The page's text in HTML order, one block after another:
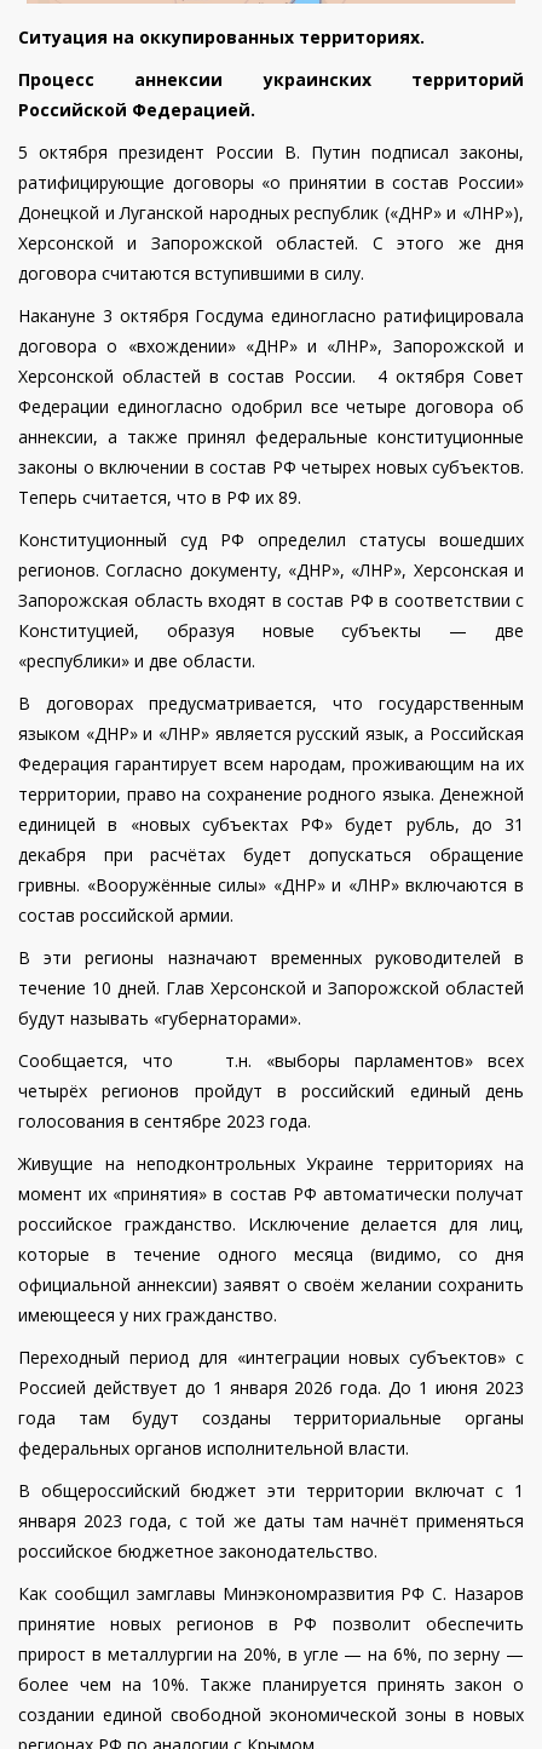
Ситуация на оккупированных территориях.
Процесс аннексии украинских территорий
Российской Федерацией.
5 октября президент России В. Путин подписал законы,
ратифицирующие договоры «о принятии в состав России»
Донецкой и Луганской народных республик («ДНР» и «ЛНР»),
Херсонской и Запорожской областей. С этого же дня
договора считаются вступившими в силу.
Накануне 3 октября Госдума единогласно ратифицировала
договора о «вхождении» «ДНР» и «ЛНР», Запорожской и
Херсонской областей в состав России. 4 октября Совет
Федерации единогласно одобрил все четыре договора об
аннексии, а также принял федеральные конституционные
законы о включении в состав РФ четырех новых субъектов.
Теперь считается, что в РФ их 89.
Конституционный суд РФ определил статусы вошедших
регионов. Согласно документу, «ДНР», «ЛНР», Херсонская и
Запорожская область входят в состав РФ в соответствии с
Конституцией, образуя новые субъекты — две
«республики» и две области.
В договорах предусматривается, что государственным
языком «ДНР» и «ЛНР» является русский язык, а Российская
Федерация гарантирует всем народам, проживающим на их
территории, право на сохранение родного языка. Денежной
единицей в «новых субъектах РФ» будет рубль, до 31
декабря при расчётах будет допускаться обращение
гривны. «Вооружённые силы» «ДНР» и «ЛНР» включаются в
состав российской армии.
В эти регионы назначают временных руководителей в
течение 10 дней. Глав Херсонской и Запорожской областей
будут называть «губернаторами».
Сообщается, что т.н. «выборы парламентов» всех
четырёх регионов пройдут в российский единый день
голосования в сентябре 2023 года.
Живущие на неподконтрольных Украине территориях на
момент их «принятия» в состав РФ автоматически получат
российское гражданство. Исключение делается для лиц,
которые в течение одного месяца (видимо, со дня
официальной аннексии) заявят о своём желании сохранить
имеющееся у них гражданство.
Переходный период для «интеграции новых субъектов» с
Россией действует до 1 января 2026 года. До 1 июня 2023
года там будут созданы территориальные органы
федеральных органов исполнительной власти.
В общероссийский бюджет эти территории включат с 1
января 2023 года, с той же даты там начнёт применяться
российское бюджетное законодательство.
Как сообщил замглавы Минэкономразвития РФ С. Назаров
принятие новых регионов в РФ позволит обеспечить
прирост в металлургии на 20%, в угле — на 6%, по зерну —
более чем на 10%. Также планируется принять закон о
создании единой свободной экономической зоны в новых